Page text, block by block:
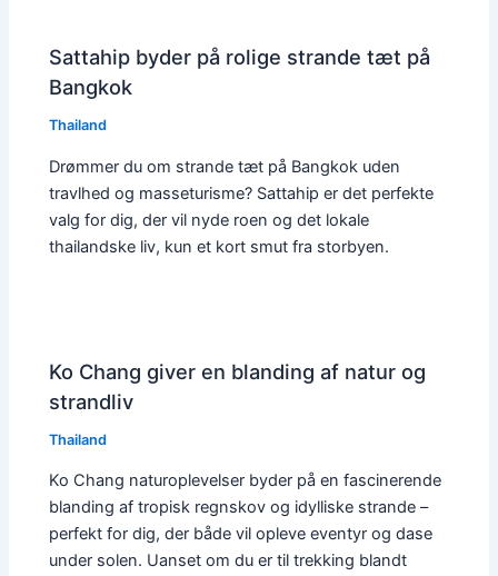
Sattahip byder på rolige strande tæt på
Bangkok
Thailand
Drømmer du om strande tæt på Bangkok uden
travlhed og masseturisme? Sattahip er det perfekte
valg for dig, der vil nyde roen og det lokale
thailandske liv, kun et kort smut fra storbyen.
Ko Chang giver en blanding af natur og
strandliv
Thailand
Ko Chang naturoplevelser byder på en fascinerende
blanding af tropisk regnskov og idylliske strande –
perfekt for dig, der både vil opleve eventyr og dase
under solen. Uanset om du er til trekking blandt